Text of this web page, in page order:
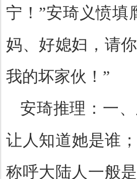
宁！”安琦义愤填
妈、好媳妇，请
我的坏家伙！”
安琦推理：一
让人知道她是谁
称呼大陆人一般